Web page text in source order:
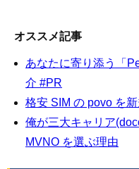
オススメ記事
あなたに寄り添う「
介 #PR
格安 SIM の povo を
俺が三大キャリア
MVNO を選ぶ理由